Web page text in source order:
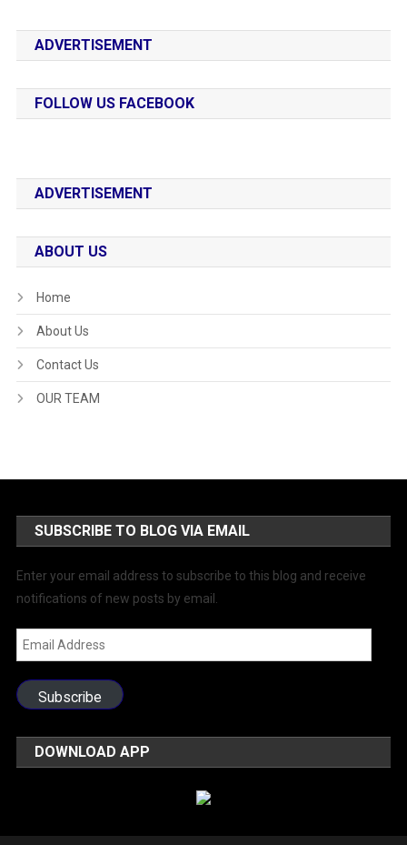
ADVERTISEMENT
FOLLOW US FACEBOOK
ADVERTISEMENT
ABOUT US
Home
About Us
Contact Us
OUR TEAM
SUBSCRIBE TO BLOG VIA EMAIL
Enter your email address to subscribe to this blog and receive
notifications of new posts by email.
Email
Address
Subscribe
DOWNLOAD APP